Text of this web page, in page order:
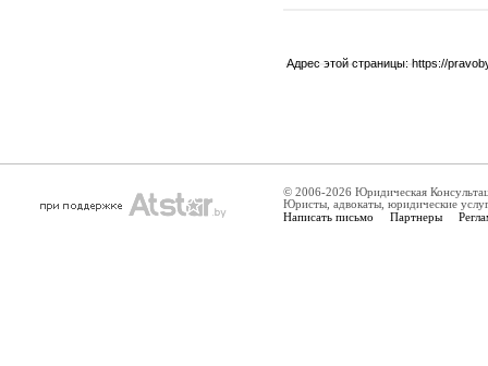
Адрес этой страницы: https://
© 2006-2026 Юридическая
Юристы, адвокаты, юридические
Написать письмо Партнеры